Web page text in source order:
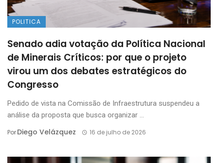
POLITICA
Senado adia votação da Política Nacional
de Minerais Críticos: por que o projeto
virou um dos debates estratégicos do
Congresso
Pedido de vista na Comissão de Infraestrutura suspendeu a
análise da proposta que busca organizar ...
PorDiego Velázquez 16 de julho de 2026